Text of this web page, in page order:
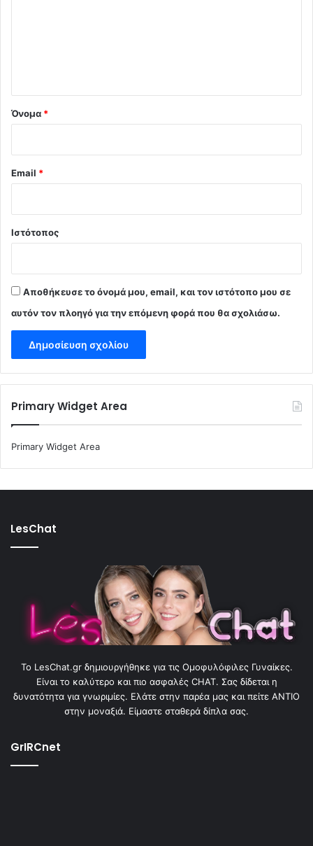
Όνομα *
Email *
Ιστότοπος
Αποθήκευσε το όνομά μου, email, και τον ιστότοπο μου σε
αυτόν τον πλοηγό για την επόμενη φορά που θα σχολιάσω.
Primary Widget Area
Primary Widget Area
LesChat
To LesChat.gr δημιουργήθηκε για τις Ομοφυλόφιλες Γυναίκες.
Είναι το καλύτερο και πιο ασφαλές CHAT. Σας δίδεται η
δυνατότητα για γνωριμίες. Ελάτε στην παρέα μας και πείτε ΑΝΤΙΟ
στην μοναξιά. Είμαστε σταθερά δίπλα σας.
GrIRCnet